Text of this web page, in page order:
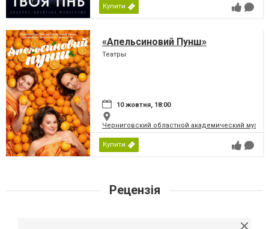
Купити
«Апельсиновий Пунш»
Театры
10 жовтня, 18:00
Черниговский областной академический
Купити
Рецензія